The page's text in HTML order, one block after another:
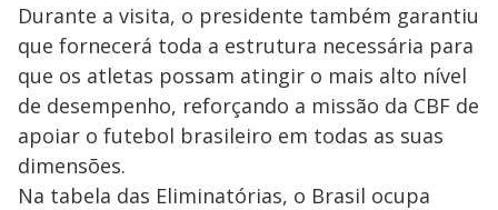
Durante a visita, o presidente também garantiu
que fornecerá toda a estrutura necessária para
que os atletas possam atingir o mais alto nível
de desempenho, reforçando a missão da CBF de
apoiar o futebol brasileiro em todas as suas
dimensões.
Na tabela das Eliminatórias, o Brasil ocupa